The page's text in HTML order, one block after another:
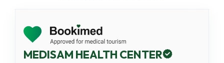
MEDISAM HEALTH CENTER